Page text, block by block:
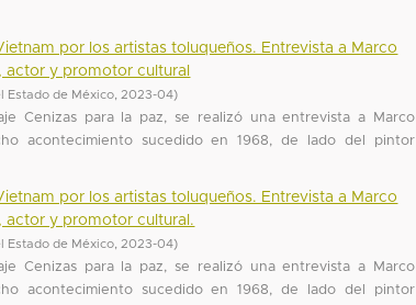
por los artistas toluqueños. Entrevista a Marco
actor y promotor cultural
Estado de México 2023-04)
Cenizas para la paz, se realizó una entrevista a Marco
acontecimiento sucedido en 1968, de lado del pintor
por los artistas toluqueños. Entrevista a Marco
actor y promotor cultural.
Estado de México 2023-04)
Cenizas para la paz, se realizó una entrevista a Marco
acontecimiento sucedido en 1968, de lado del pintor